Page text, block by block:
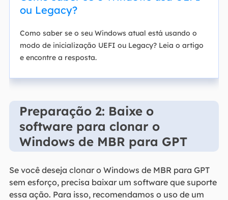
ou Legacy?
Como saber se o seu Windows atual está usando o
modo de inicialização UEFI ou Legacy? Leia o artigo
e encontre a resposta.
Preparação 2: Baixe o
software para clonar o
Windows de MBR para GPT
Se você deseja clonar o Windows de MBR para GPT
sem esforço, precisa baixar um software que suporte
essa ação. Para isso, recomendamos o uso de um